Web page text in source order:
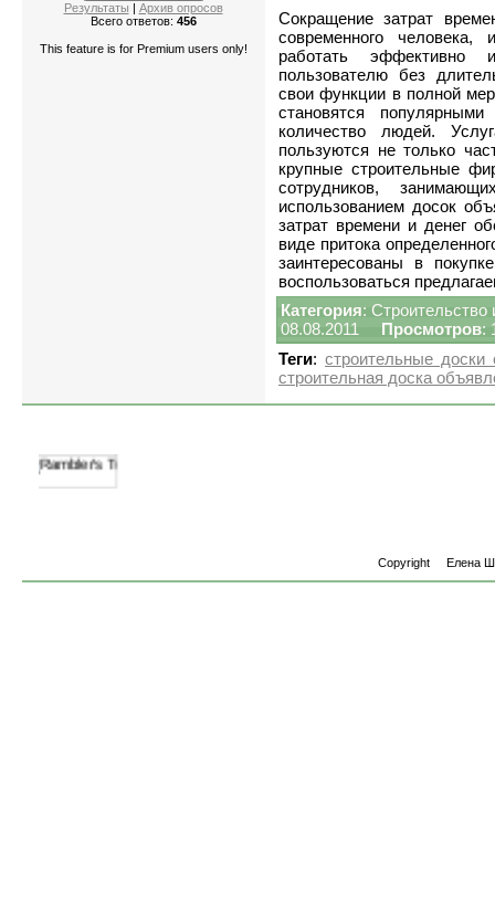
Результаты | Архив опросов
Всего ответов: 456
This feature is for Premium users only!
Сокращение затрат
современного
работать эффективно
пользователю без
свои функции в полной
становятся
количество людей.
пользуются не только
крупные строительные
сотрудников,
использованием досок
затрат времени и денег
виде притока
заинтересованы в
воспользоваться
Категория: Строительство
08.08.2011 Просмотров:
Теги: строительные доски
строительная доска
Copyright Елена